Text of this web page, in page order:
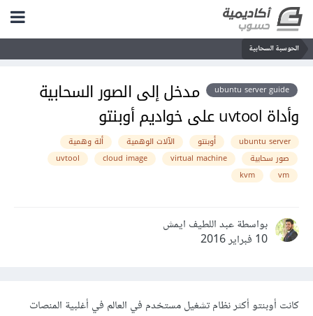
الحوسبة السحابية
ubuntu server guide
مدخل إلى الصور السحابية
وأداة uvtool على خواديم أوبنتو
ubuntu server أوبنتو الآلات الوهمية
ألة وهمية
صور سحابية
virtual machine
cloud image
uvtool
vm
kvm
بواسطة عبد اللطيف ايمش
10 فبراير 2016
كانت أوبنتو أكثر نظام تشغيل مستخدم في العالم في أغلبية المنصات